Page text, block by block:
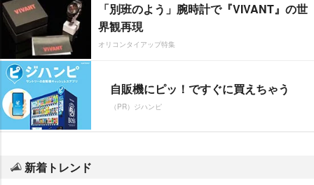
「別班のよう」腕時計で『VIVANT』の世
界観再現
オリコンタイアップ特集
自販機にピッ！ですぐに買えちゃう
（PR）ジハンピ
新着トレンド